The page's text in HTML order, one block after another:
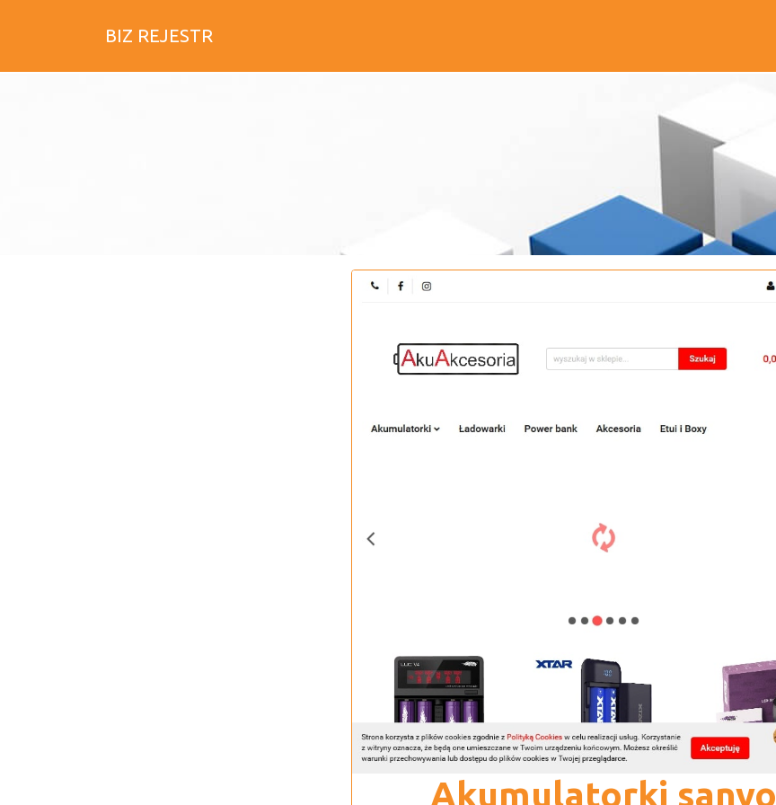
BIZ REJESTR
Akumulatorki sanyo